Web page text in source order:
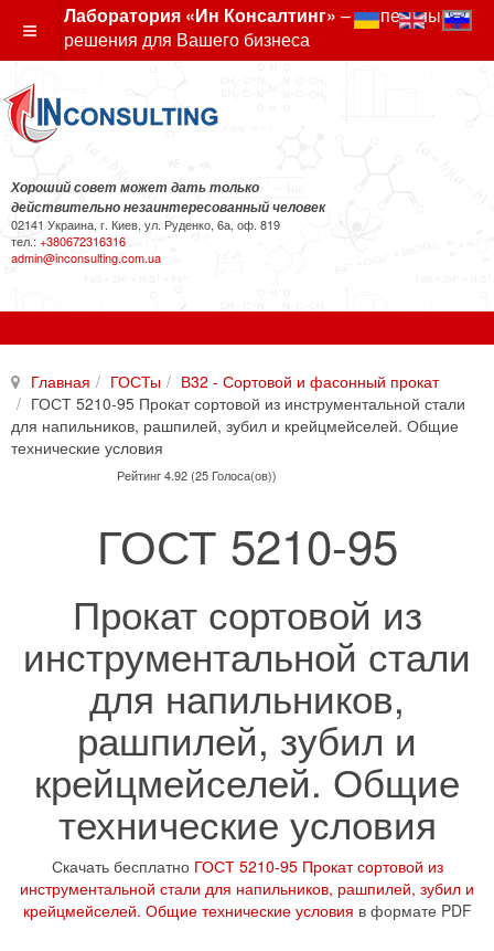
Лаборатория «Ин Консалтинг» – экспертные
решения для Вашего бизнеса
Хороший совет может дать только
действительно незаинтересованный человек
02141 Украина, г. Киев, ул. Руденко, 6а, оф. 819
тел.: +380672316316
admin@inconsulting.com.ua
Главная ГОСТы
В32 - Сортовой и фасонный прокат
ГОСТ 5210-95 Прокат сортовой из инструментальной стали
для напильников, рашпилей, зубил и крейцмейселей. Общие
технические условия
Рейтинг 4.92 (25 Голоса(ов))
ГОСТ 5210-95
Прокат сортовой из
инструментальной стали
для напильников,
рашпилей, зубил и
крейцмейселей. Общие
технические условия
Скачать бесплатно ГОСТ 5210-95 Прокат сортовой из
инструментальной стали для напильников, рашпилей, зубил и
крейцмейселей. Общие технические условия в формате PDF